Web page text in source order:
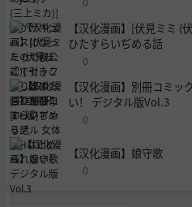
【汉化漫画】[伏見ミミ (
ひたすらいぢめる話
0
【汉化漫画】別冊コミ
い！ デジタル版Vol.3
0
【汉化漫画】娘守歌
0